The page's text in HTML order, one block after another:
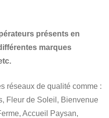
présents en
marques
réseaux de qualité comme :
Fleur de Soleil, Bienvenue
Accueil Paysan,